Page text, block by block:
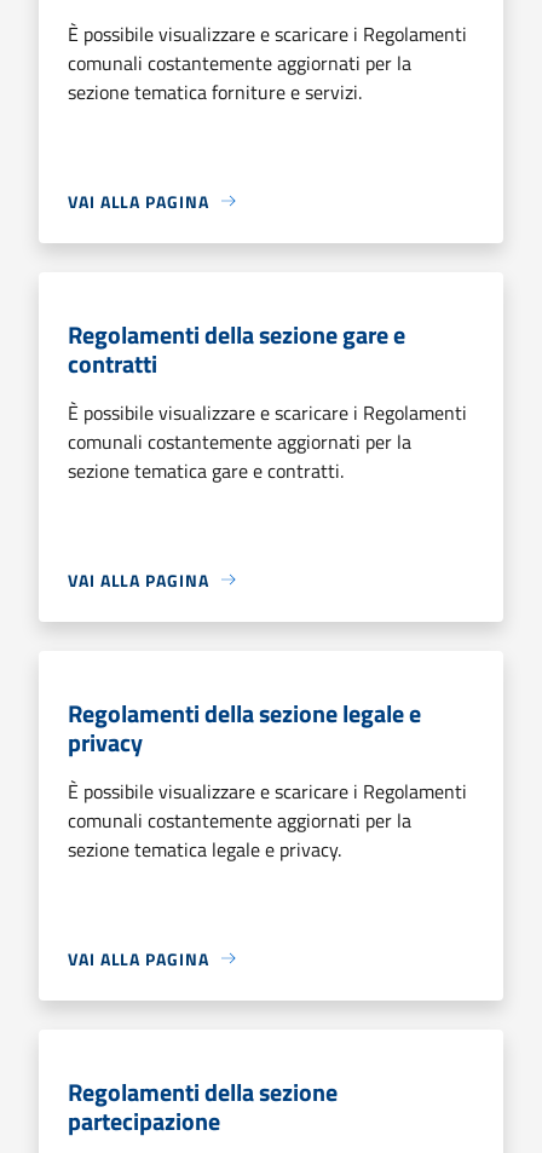
È possibile visualizzare e scaricare i Regolamenti
comunali costantemente aggiornati per la
sezione tematica forniture e servizi.
VAI ALLA PAGINA
Regolamenti della sezione gare e
contratti
È possibile visualizzare e scaricare i Regolamenti
comunali costantemente aggiornati per la
sezione tematica gare e contratti.
VAI ALLA PAGINA
Regolamenti della sezione legale e
privacy
È possibile visualizzare e scaricare i Regolamenti
comunali costantemente aggiornati per la
sezione tematica legale e privacy.
VAI ALLA PAGINA
Regolamenti della sezione
partecipazione